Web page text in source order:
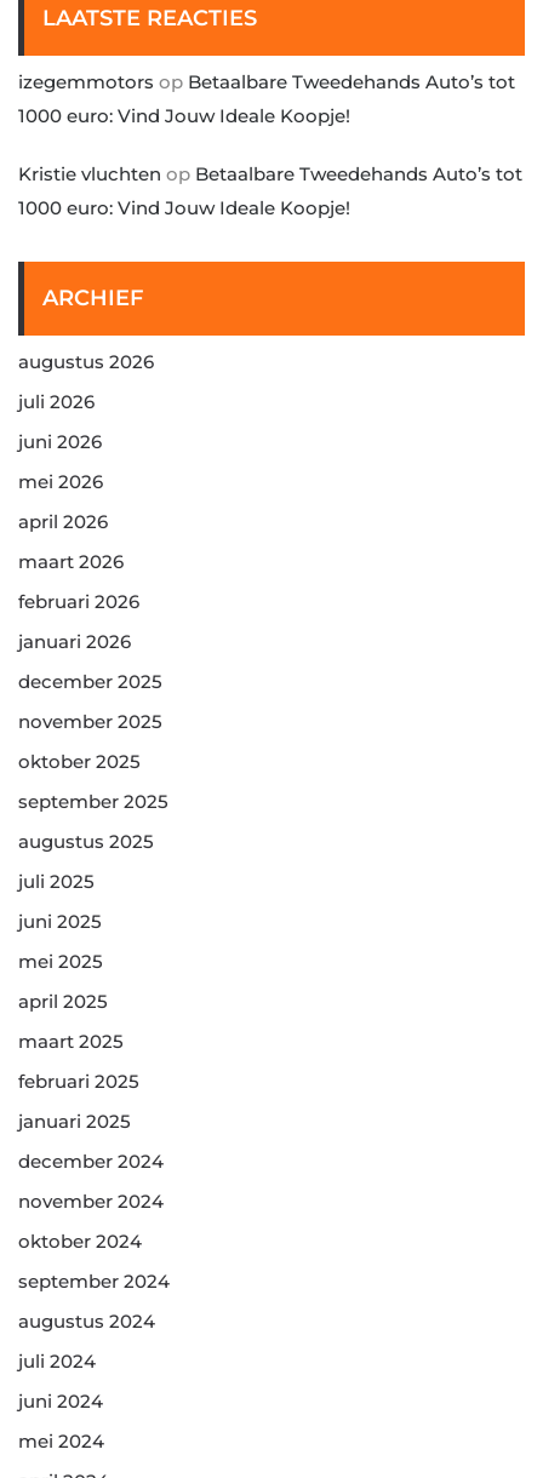
LAATSTE REACTIES
izegemmotors op Betaalbare Tweedehands Auto’s tot
1000 euro: Vind Jouw Ideale Koopje!
Kristie vluchten op Betaalbare Tweedehands Auto’s tot
1000 euro: Vind Jouw Ideale Koopje!
ARCHIEF
augustus 2026
juli 2026
juni 2026
mei 2026
april 2026
maart 2026
februari 2026
januari 2026
december 2025
november 2025
oktober 2025
september 2025
augustus 2025
juli 2025
juni 2025
mei 2025
april 2025
maart 2025
februari 2025
januari 2025
december 2024
november 2024
oktober 2024
september 2024
augustus 2024
juli 2024
juni 2024
mei 2024